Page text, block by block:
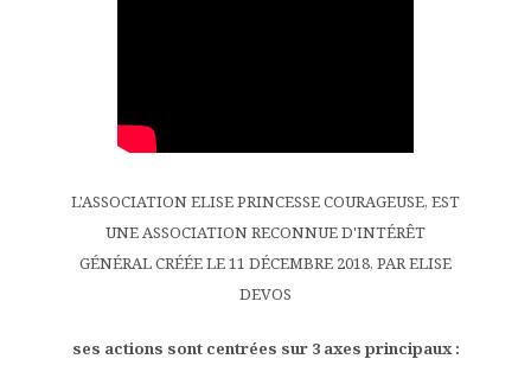
L'ASSOCIATION ELISE PRINCESSE COURAGEUSE, EST
UNE ASSOCIATION RECONNUE D'INTÉRÊT
GÉNÉRAL CRÉÉE LE 11 DÉCEMBRE 2018, PAR ELISE
DEVOS
ses actions sont centrées sur 3 axes principaux :